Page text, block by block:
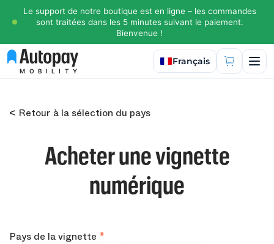
Le support de notre boutique est en ligne – les commandes
sont traitées dans les 5 minutes suivant le paiement.
Bienvenue !
MOBILITY
Sélectionner la langue
Français
< Retour à la sélection du pays
Acheter une vignette
numérique
Pays de la vignette